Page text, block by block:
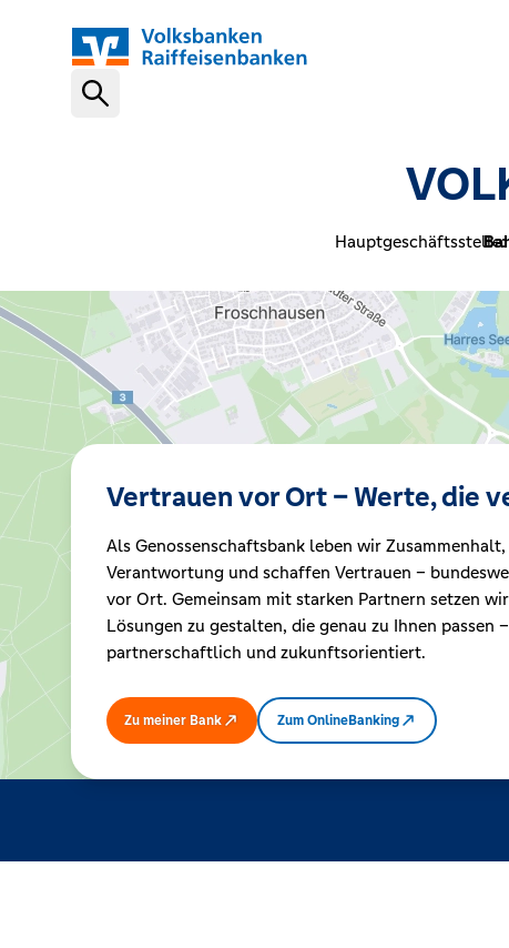
VR Banking App
Kreditrechner
Immobilien
Hauptgeschäftsstelle:
Vertrauen vor Ort – Werte, die
Als Genossenschaftsbank leben wir
Verantwortung und schaffen Vertrauen –
vor Ort. Gemeinsam mit starken Partnern setzen
Lösungen zu gestalten, die genau zu Ihnen passen
partnerschaftlich und zukunftsorientiert.
Zu meiner Bank Zum OnlineBanking